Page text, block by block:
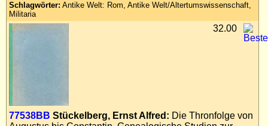
Schlagwörter: Antike Welt: Rom, Antike Welt/Altertumswissenschaft,
Militaria
77538BB Stückelberg, Ernst Alfred: Die Thronfolge von
32.00